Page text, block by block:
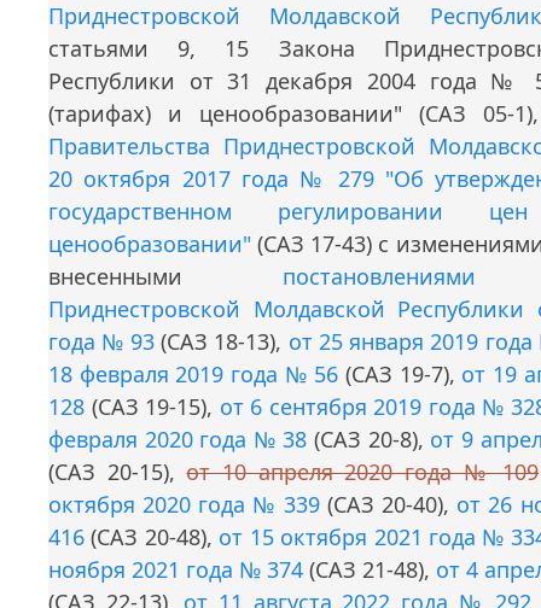
Приднестровской Молдавской
статьями 9, 15 Закона
Республики от 31 декабря 2004 года №
(тарифах) и ценообразовании" (САЗ 05-
Правительства Приднестровской
20 октября 2017 года № 279 "Об
государственном регулировании
ценообразовании" (САЗ 17-43) с
внесенными постановлениями
Приднестровской Молдавской
года № 93(САЗ 18-13), от 25 января 2019
18 февраля 2019 года № 56 (САЗ 19-7), от 19
128 (САЗ 19-15), от 6 сентября 2019 года №
февраля 2020 года № 38 (САЗ 20-8), от 9
(САЗ 20-15),от 10 апреля 2020 года № 109
октября 2020 года № 339(САЗ 20-40), от 26
416 (САЗ 20-48), от 15 октября 2021 года №
ноября 2021 года № 374 (САЗ 21-48), от 4
(САЗ 22-13), от 11 августа 2022 года № 292